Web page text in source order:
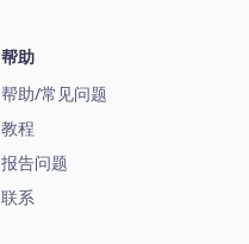
帮助
帮助/常见问题
教程
报告问题
联系